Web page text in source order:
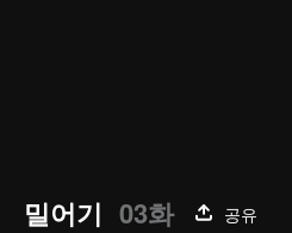
밀어기 03화
공유